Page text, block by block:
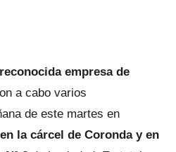
empresa de
a cabo varios
de este martes en
la cárcel de Coronda y en